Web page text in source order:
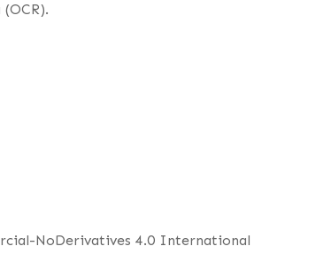
NoDerivatives 4.0 International